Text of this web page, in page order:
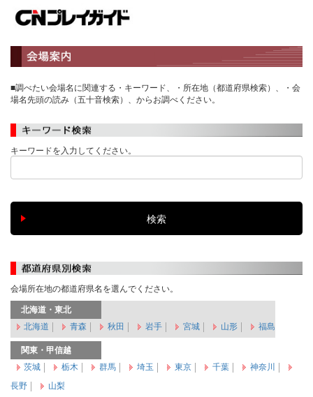
■調べたい会場名に関連する・キーワード、・所在地（都道府県検索）、・会
場名先頭の読み（五十音検索）、からお調べください。
キーワードを入力してください。
会場所在地の都道府県名を選んでください。
北海道・東北
北海道
青森 秋田 岩手 宮城 山形 福島
関東・甲信越
茨城
栃木 群馬 埼玉 東京 千葉
神奈川
長野
山梨